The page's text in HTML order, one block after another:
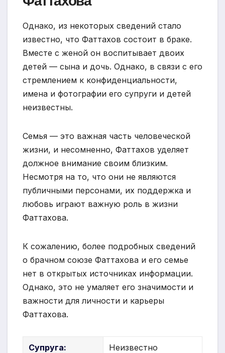
Однако, из некоторых сведений стало
известно, что Фаттахов состоит в браке.
Вместе с женой он воспитывает двоих
детей — сына и дочь. Однако, в связи с его
стремлением к конфиденциальности,
имена и фотографии его супруги и детей
неизвестны.
Семья — это важная часть человеческой
жизни, и несомненно, Фаттахов уделяет
должное внимание своим близким.
Несмотря на то, что они не являются
публичными персонами, их поддержка и
любовь играют важную роль в жизни
Фаттахова.
К сожалению, более подробных сведений
о брачном союзе Фаттахова и его семье
нет в открытых источниках информации.
Однако, это не умаляет его значимости и
важности для личности и карьеры
Фаттахова.
Супруга: Неизвестно